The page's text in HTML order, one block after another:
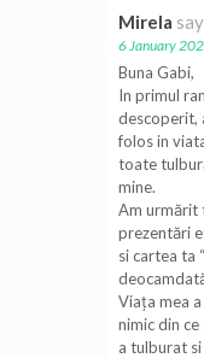
Mirela
6 January
Buna Gabi,
In primul
descoperit,
folos in
toate
mine.
Am urmărit
prezentări
si cartea ta
Viața mea
nimic din
a tulburat